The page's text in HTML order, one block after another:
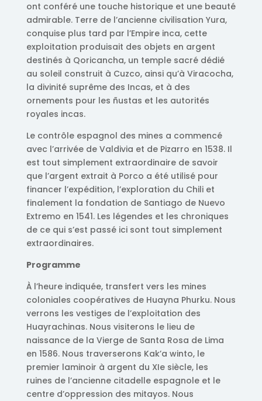
ont conféré une touche historique et une beauté
admirable. Terre de l’ancienne civilisation Yura,
conquise plus tard par l’Empire inca, cette
exploitation produisait des objets en argent
destinés à Qoricancha, un temple sacré dédié
au soleil construit à Cuzco, ainsi qu’à Viracocha,
la divinité suprême des Incas, et à des
ornements pour les ñustas et les autorités
royales incas.
Le contrôle espagnol des mines a commencé
avec l’arrivée de Valdivia et de Pizarro en 1538. Il
est tout simplement extraordinaire de savoir
que l’argent extrait à Porco a été utilisé pour
financer l’expédition, l’exploration du Chili et
finalement la fondation de Santiago de Nuevo
Extremo en 1541. Les légendes et les chroniques
de ce qui s’est passé ici sont tout simplement
extraordinaires.
Programme
À l’heure indiquée, transfert vers les mines
coloniales coopératives de Huayna Phurku. Nous
verrons les vestiges de l’exploitation des
Huayrachinas. Nous visiterons le lieu de
naissance de la Vierge de Santa Rosa de Lima
en 1586. Nous traverserons Kak’a winto, le
premier laminoir à argent du XIe siècle, les
ruines de l’ancienne citadelle espagnole et le
centre d’oppression des mitayos. Nous